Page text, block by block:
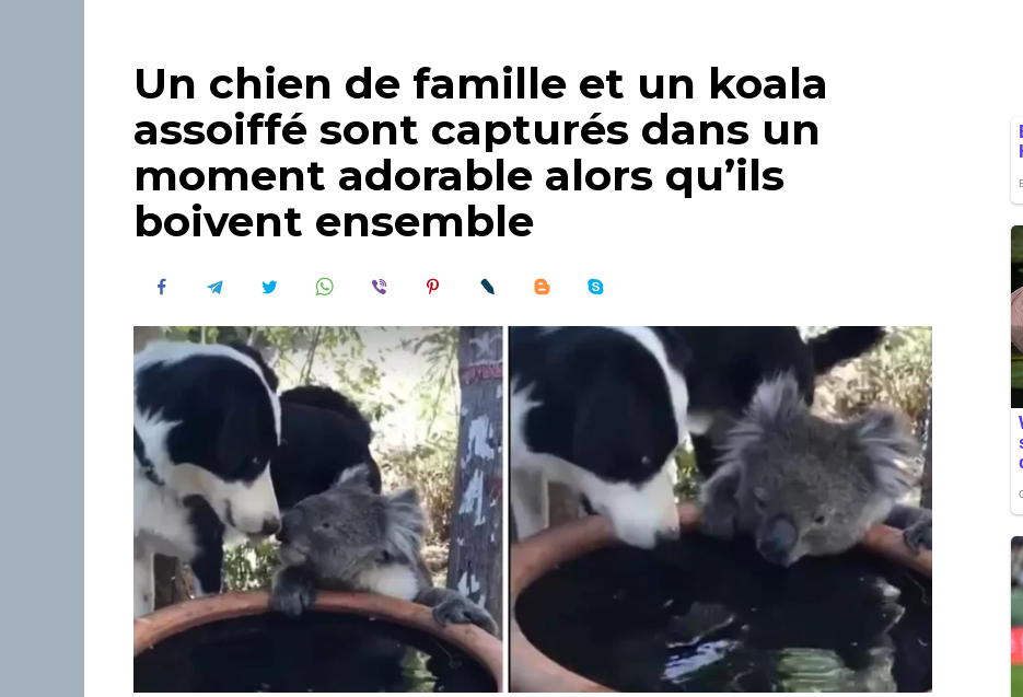
Un chien de famille et un koala
assoiffé sont capturés dans un
moment adorable alors qu’ils
boivent ensemble